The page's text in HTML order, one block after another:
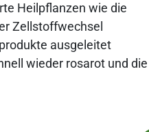
Heilpflanzen wie die
Zellstoffwechsel
ausgeleitet
wieder rosarot und die